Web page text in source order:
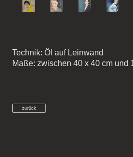
Technik: Öl auf Leinwand
Maße: zwischen 40 x 40 cm und
zurück